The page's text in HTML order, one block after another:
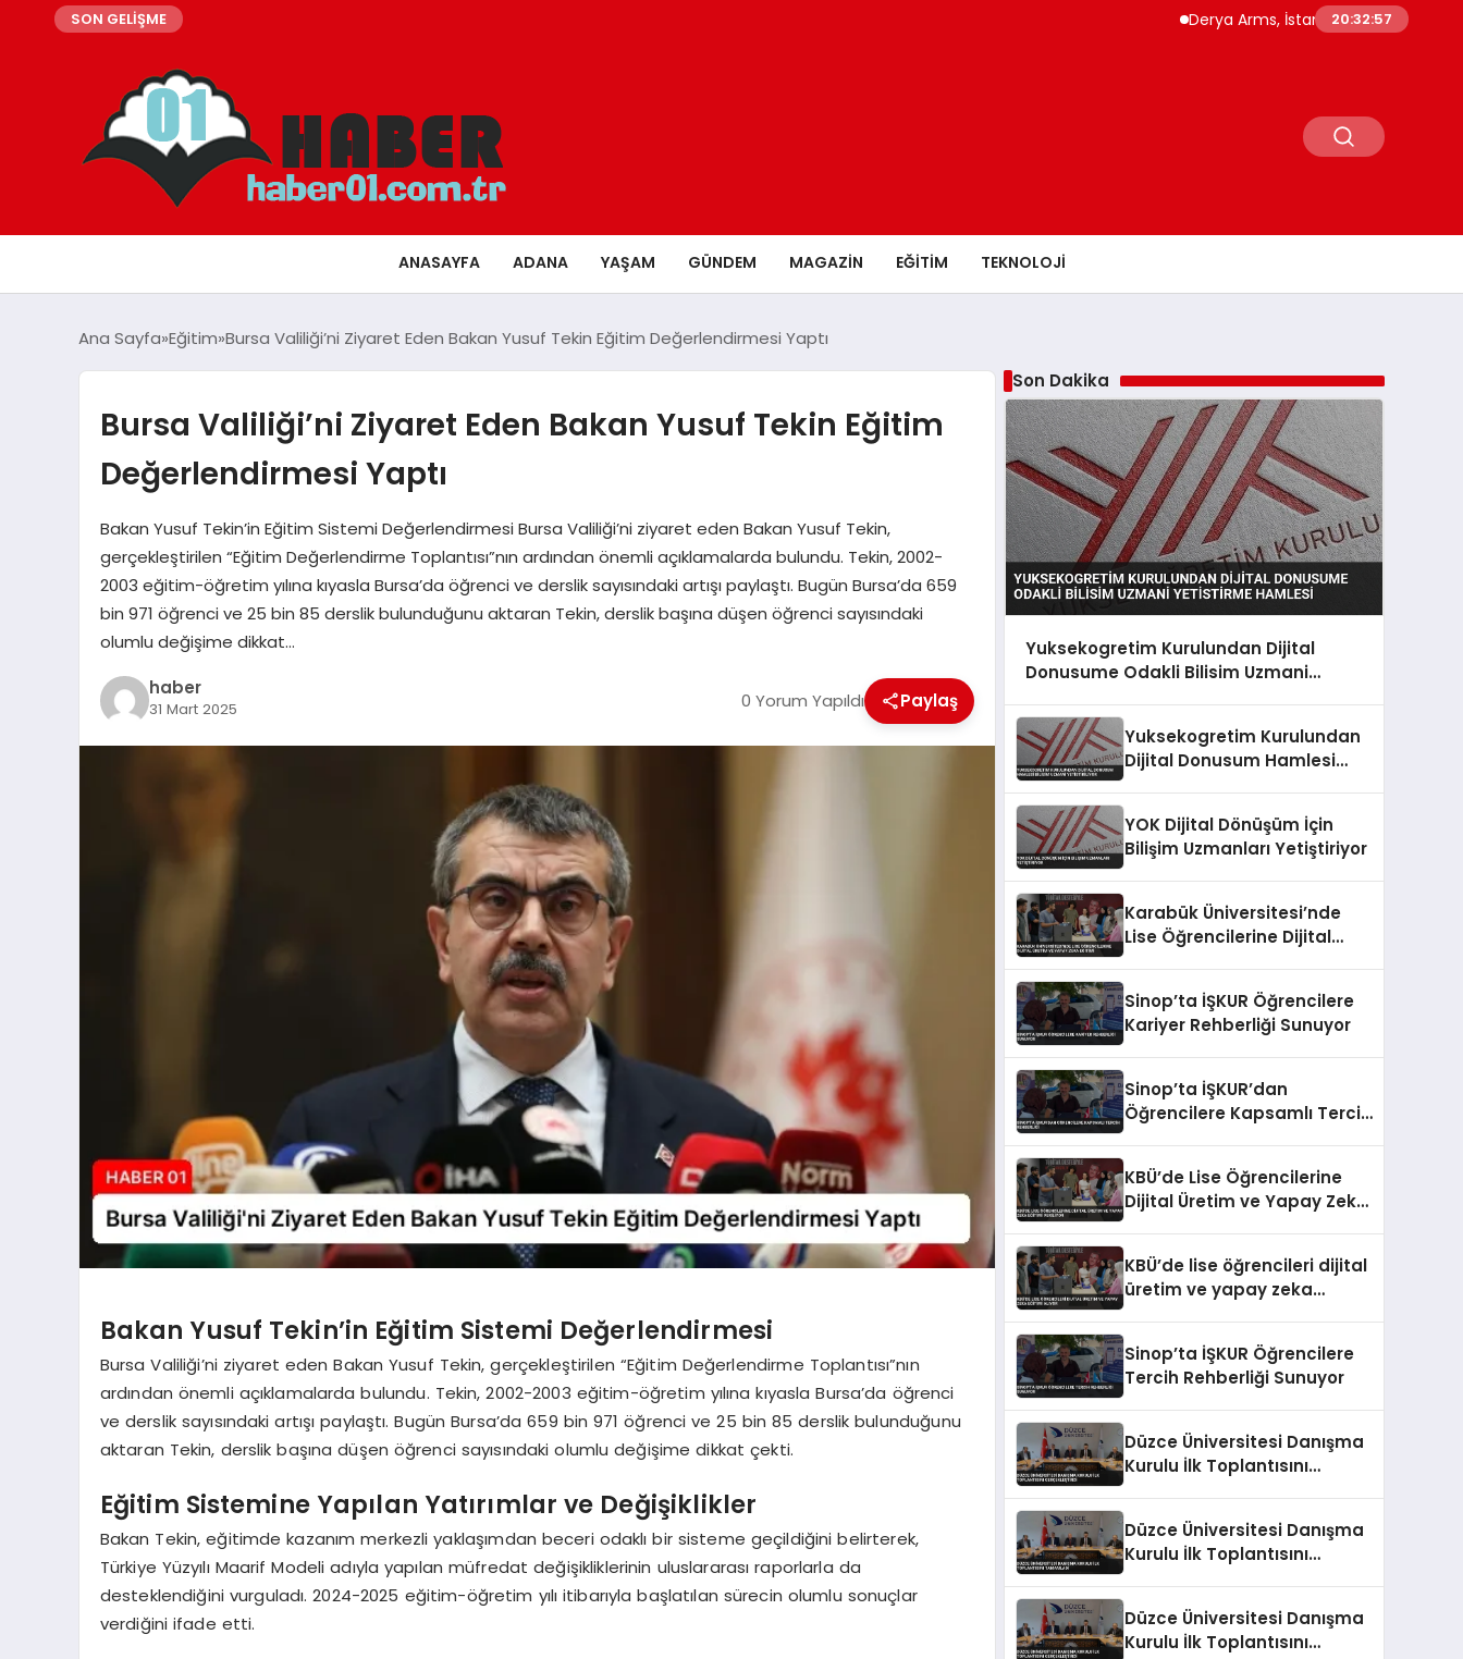
SON GELİŞME Derya Arms, İstanbul Prohunt 2026’da
20:32:58
ANASAYFA ADANA YAŞAM GÜNDEM MAGAZIN EĞITIM TEKNOLOJI
Ana Sayfa Eğitim Bursa Valiliği’ni Ziyaret Eden Bakan Yusuf Tekin Eğitim Değerlendirmesi Yaptı
Bursa Valiliği’ni Ziyaret Eden Bakan Yusuf Tekin Eğitim
Değerlendirmesi Yaptı
Bakan Yusuf Tekin’in Eğitim Sistemi Değerlendirmesi Bursa Valiliği’ni ziyaret eden Bakan Yusuf Tekin,
gerçekleştirilen “Eğitim Değerlendirme Toplantısı”nın ardından önemli açıklamalarda bulundu. Tekin, 2002-
2003 eğitim-öğretim yılına kıyasla Bursa’da öğrenci ve derslik sayısındaki artışı paylaştı. Bugün Bursa’da 659
bin 971 öğrenci ve 25 bin 85 derslik bulunduğunu aktaran Tekin, derslik başına düşen öğrenci sayısındaki
olumlu değişime dikkat…
haber
31 Mart 2025 0 Yorum Yapıldı Paylaş
Bakan Yusuf Tekin’in Eğitim Sistemi Değerlendirmesi
Bursa Valiliği’ni ziyaret eden Bakan Yusuf Tekin, gerçekleştirilen “Eğitim Değerlendirme Toplantısı”nın
ardından önemli açıklamalarda bulundu. Tekin, 2002-2003 eğitim-öğretim yılına kıyasla Bursa’da öğrenci
ve derslik sayısındaki artışı paylaştı. Bugün Bursa’da 659 bin 971 öğrenci ve 25 bin 85 derslik bulunduğunu
aktaran Tekin, derslik başına düşen öğrenci sayısındaki olumlu değişime dikkat çekti.
Eğitim Sistemine Yapılan Yatırımlar ve Değişiklikler
Bakan Tekin, eğitimde kazanım merkezli yaklaşımdan beceri odaklı bir sisteme geçildiğini belirterek,
Türkiye Yüzyılı Maarif Modeli adıyla yapılan müfredat değişikliklerinin uluslararası raporlarla da
desteklendiğini vurguladı. 2024-2025 eğitim-öğretim yılı itibarıyla başlatılan sürecin olumlu sonuçlar
verdiğini ifade etti.
Son Dakika
Yuksekogretim Kurulundan Dijital
Donusume Odakli Bilisim Uzmani
Yuksekogretim Kurulundan
Dijital Donusum Hamlesi
YOK Dijital Dönüşüm İçin
Bilişim Uzmanları Yetiştiriyor
Karabük Üniversitesi’nde
Lise Öğrencilerine Dijital
Sinop’ta İŞKUR Öğrencilere
Kariyer Rehberliği Sunuyor
Sinop’ta İŞKUR’dan
Öğrencilere Kapsamlı Tercih
KBÜ’de Lise Öğrencilerine
Dijital Üretim ve Yapay Zeka
KBÜ’de lise öğrencileri dijital
üretim ve yapay zeka
Sinop’ta İŞKUR Öğrencilere
Tercih Rehberliği Sunuyor
Düzce Üniversitesi Danışma
Kurulu İlk Toplantısını
Düzce Üniversitesi Danışma
Kurulu İlk Toplantısını
Düzce Üniversitesi Danışma
Kurulu İlk Toplantısını